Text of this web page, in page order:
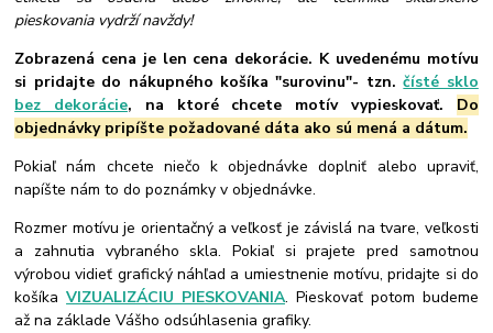
pieskovania vydrží navždy!
Zobrazená cena je len cena dekorácie. K uvedenému motívu
si pridajte do nákupného košíka "surovinu"- tzn.čísté sklo
bez dekorácie, na ktoré chcete motív vypieskovať. Do
objednávky pripíšte požadované dáta ako sú mená a dátum.
Pokiaľ nám chcete niečo k objednávke doplniť alebo upraviť,
napíšte nám to do poznámky v objednávke.
Rozmer motívu je orientačný a veľkosť je závislá na tvare, veľkosti
a zahnutia vybraného skla. Pokiaľ si prajete pred samotnou
výrobou vidieť grafický náhľad a umiestnenie motívu, pridajte si do
košíkaVIZUALIZÁCIU PIESKOVANIA. Pieskovať potom budeme
až na základe Vášho odsúhlasenia grafiky.